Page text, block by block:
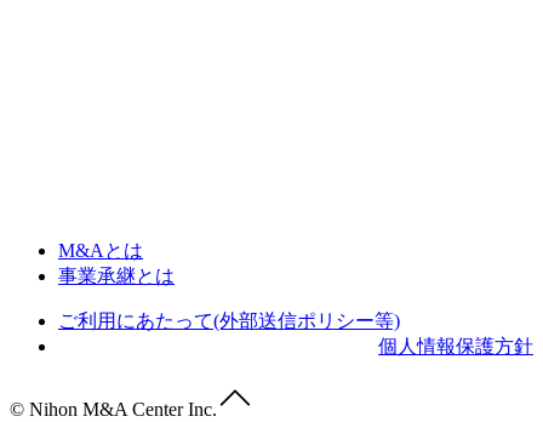
M&Aとは
事業承継とは
ご利用にあたって(外部送信ポリシー等)
個人情報保護方針
© Nihon M&A Center Inc.